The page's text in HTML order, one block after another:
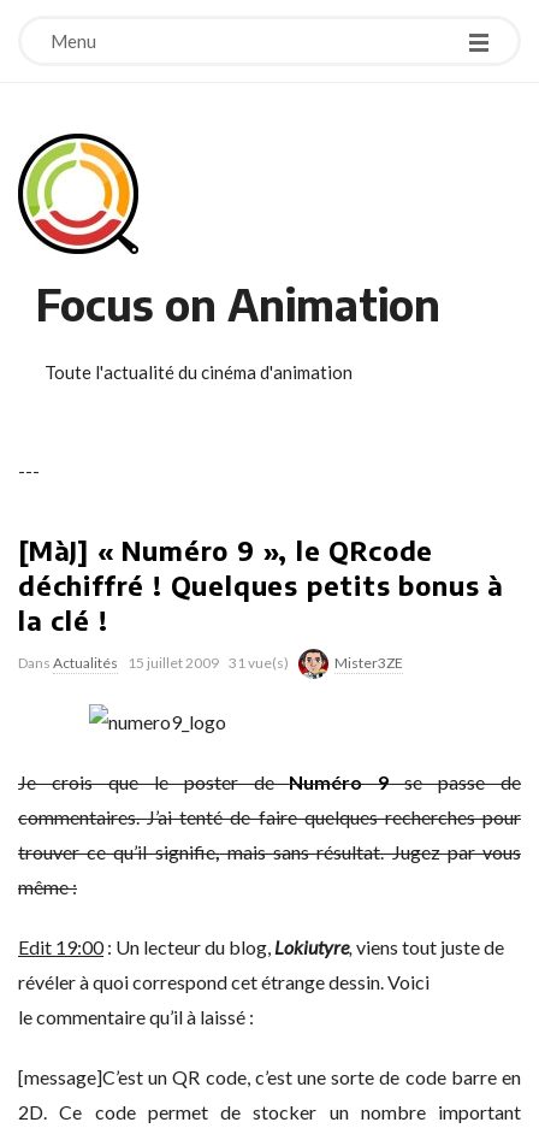
Menu
Focus on Animation
Toute l'actualité du cinéma d'animation
---
[MàJ] « Numéro 9 », le QRcode
déchiffré ! Quelques petits bonus à
la clé !
Dans Actualités 15 juillet 2009 31 vue(s) Mister3ZE
Je crois que le poster deNuméro 9se passe de
commentaires.J’ai tenté de faire quelques recherches pour
trouver ce qu’il signifie,mais sans résultat. Jugez par vous
même :
Edit 19:00: Un lecteur du blog, Lokiutyre,viens tout juste de
révéler à quoi correspond cet étrange dessin. Voici
le commentaire qu’il à laissé :
[message]C’est un QR code, c’est une sorte de code barre en
2D. Ce code permet de stocker un nombre important